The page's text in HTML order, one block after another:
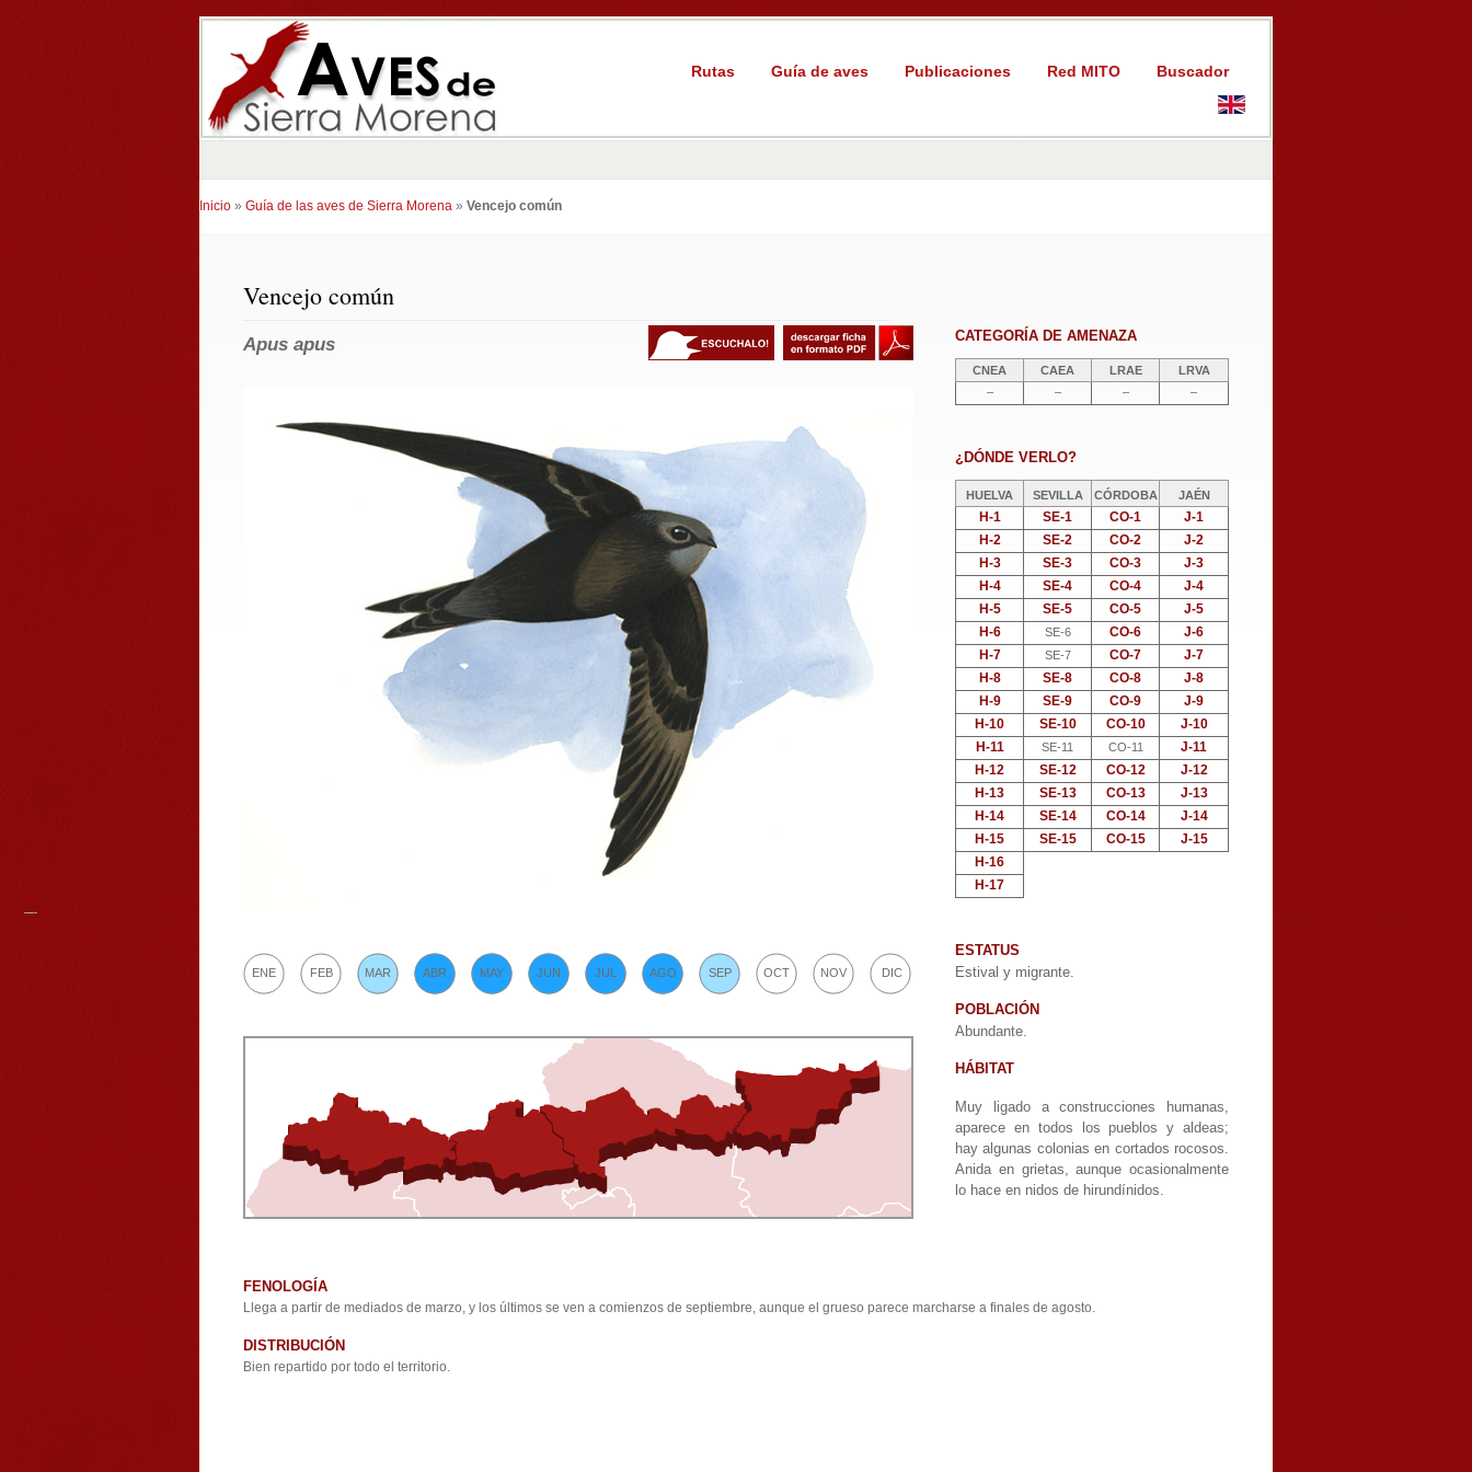
Rutas Guía de aves Publicaciones Red MITO Buscador
Inicio » Guía de las aves de Sierra Morena » Vencejo común
Vencejo común
Apus apus
ENE FEB MAR ABR MAY JUN JUL AGO SEP OCT NOV DIC
CATEGORÍA DE AMENAZA
CNEA CAEA LRAE
LRVA
–
– – –
¿DÓNDE VERLO?
HUELVA SEVILLA CÓRDOBA JAÉN
H-1 SE-1 CO-1
J-1
H-2
SE-2 CO-2
J-2
H-3
SE-3 CO-3
J-3
H-4
SE-4 CO-4
J-4
H-5
SE-5 CO-5
J-5
H-6
SE-6 CO-6
J-6
H-7
SE-7 CO-7
J-7
H-8
SE-8 CO-8
J-8
H-9
SE-9 CO-9
J-9
H-10
SE-10 CO-10
J-10
H-11
SE-11 CO-11
J-11
H-12
SE-12 CO-12
J-12
H-13
SE-13 CO-13
J-13
H-14
SE-14 CO-14
J-14
H-15
SE-15 CO-15
J-15
H-16
H-17
ESTATUS
Estival y migrante.
POBLACIÓN
Abundante.
HÁBITAT
Muy ligado a construcciones humanas,
aparece en todos los pueblos y aldeas;
hay algunas colonias en cortados rocosos.
Anida en grietas, aunque ocasionalmente
lo hace en nidos de hirundínidos.
FENOLOGÍA
Llega a partir de mediados de marzo, y los últimos se ven a comienzos de septiembre, aunque el grueso parece marcharse a finales de agosto.
DISTRIBUCIÓN
Bien repartido por todo el territorio.